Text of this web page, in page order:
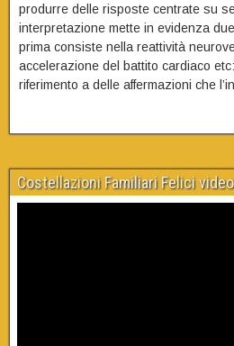
produrre delle risposte centrate su
interpretazione mette in evidenza
prima consiste nella reattività
accelerazione del battito cardiaco
riferimento a delle affermazioni che
Costellazioni Familiari Felici